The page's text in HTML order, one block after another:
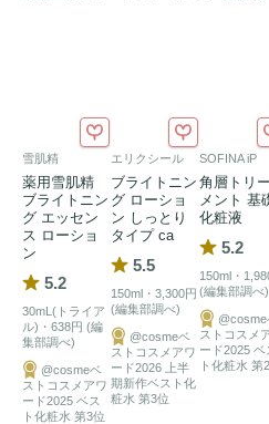
2）保湿
アクアポリン(水の通り道)に着
し、うるおいにあふれた肌に。
3）輝き
肌が水分で満たされ、仕上がり
ある輝き肌に。
エステダム独自成分／テクノロ
オー セリュレール
雪肌精
薬用雪肌精
ブライトニン
グ エッセン
ス ローショ
ン
5.2
30mL(トライア
ル)・638円 (編
集部調べ)
@cosmeベ
ストコスメアワ
ード2025 ベス
ト化粧水 第3位
エリクシール
ブライトニン
グ ローショ
ン しっとり
タイプ ca
5.5
150ml・3,300円
(編集部調べ)
@cosmeベ
ストコスメアワ
ード2026 上半
期新作ベスト化
粧水 第3位
SOFINA iP
角層トリ
メント 基
化粧液
5.2
150ml・
(編集部調べ)
@cosme
ストコスメ
ード2025 ベ
ト化粧水 第